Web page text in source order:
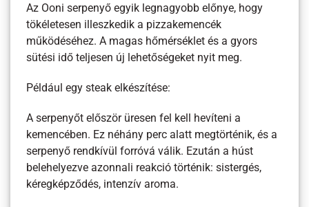
Az Ooni serpenyő egyik legnagyobb előnye, hogy
tökéletesen illeszkedik a pizzakemencék
működéséhez. A magas hőmérséklet és a gyors
sütési idő teljesen új lehetőségeket nyit meg.
Például egy steak elkészítése:
A serpenyőt először üresen fel kell hevíteni a
kemencében. Ez néhány perc alatt megtörténik, és a
serpenyő rendkívül forróvá válik. Ezután a húst
belehelyezve azonnali reakció történik: sistergés,
kéregképződés, intenzív aroma.